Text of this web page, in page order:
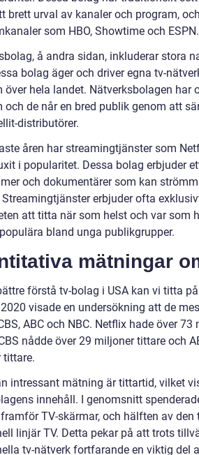
brett urval av kanaler och program,
som HBO, Showtime och ESPN.
å andra sidan, inkluderar stora
bolag äger och driver egna tv-
över hela landet. Nätverksbolagen
och de når en bred publik genom att
distributörer.
åren har streamingtjänster som
i popularitet. Dessa bolag erbjuder
och dokumentärer som kan
Streamingtjänster erbjuder ofta
att titta när som helst och var som
bland unga publikgrupper.
mätningar
förstå tv-bolag i USA kan vi titta
visade en undersökning att de
ABC och NBC. Netflix hade över
nådde över 29 miljoner tittare och
tittare.
intressant mätning är tittartid, vilket
innehåll. I genomsnitt
TV-skärmar, och hälften av
linjär TV. Detta pekar på att trots
tv-nätverk fortfarande en viktig del